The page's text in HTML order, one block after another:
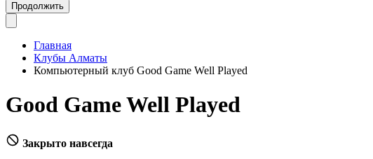
Продолжить
Главная
Клубы Алматы
Компьютерный клуб Good Game Well Played
Good Game Well Played
Закрыто навсегда